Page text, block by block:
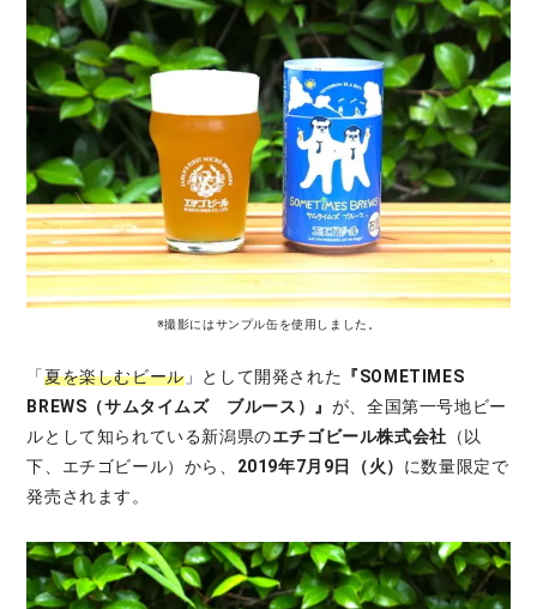
※撮影にはサンプル缶を使用しました。
「夏を楽しむビール」として開発された 『SOMETIMES
BREWS（サムタイムズ ブルース）』 が、全国第一号地ビー
ルとして知られている新潟県のエチゴビール株式会社 （以
下、エチゴビール）から、 2019年7月9日（火） に数量限定で
発売されます。